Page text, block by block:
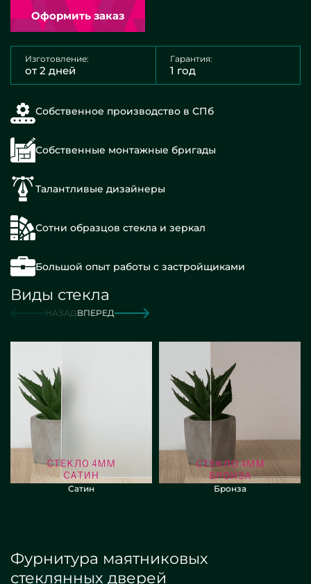
Оформить заказ
Изготовление:
от 2 дней
Гарантия:
1 год
Собственное производство в СПб
Собственные монтажные бригады
Талантливые дизайнеры
Сотни образцов стекла и зеркал
Большой опыт работы с застройщиками
Виды стекла
НАЗАДВПЕРЕД
Сатин Бронза
Фурнитура маятниковых
стеклянных дверей